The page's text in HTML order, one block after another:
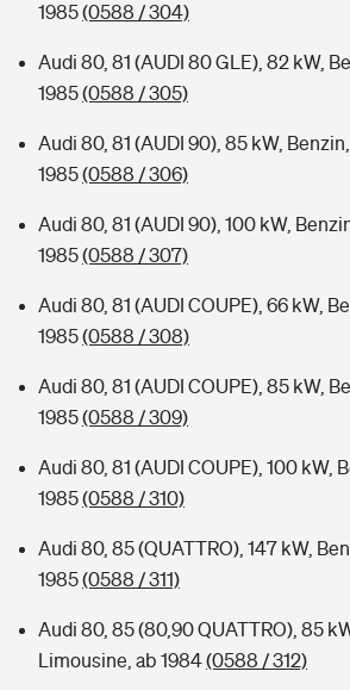
Sie haben Fragen?
1985(0588 / 304)
Audi 80, 81 (AUDI 80 GLE), 82 kW,
1985(0588 / 305)
Audi 80, 81 (AUDI 90), 85 kW,
1985(0588 / 306)
Audi 80, 81 (AUDI 90), 100 kW,
1985(0588 / 307)
Audi 80, 81 (AUDI COUPE), 66 kW,
1985(0588 / 308)
Audi 80, 81 (AUDI COUPE), 85 kW,
1985(0588 / 309)
Audi 80, 81 (AUDI COUPE), 100 kW,
1985(0588 / 310)
Audi 80, 85 (QUATTRO), 147 kW,
1985(0588 / 311)
Audi 80, 85 (80,90 QUATTRO), 85
Limousine, ab 1984(0588 / 312)